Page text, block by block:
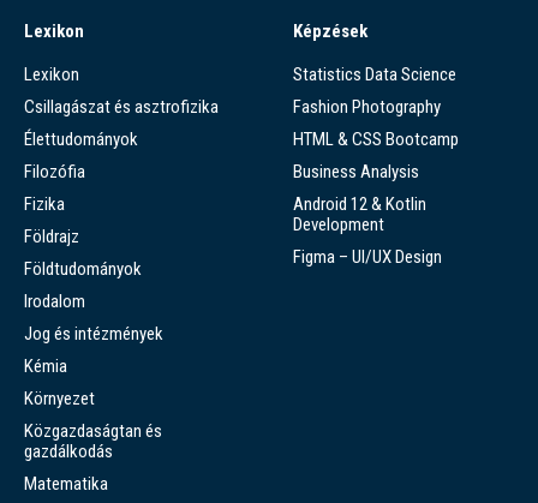
Lexikon
Lexikon
Csillagászat és asztrofizika
Élettudományok
Filozófia
Fizika
Földrajz
Földtudományok
Irodalom
Jog és intézmények
Kémia
Környezet
Közgazdaságtan és
gazdálkodás
Matematika
Képzések
Statistics Data Science
Fashion Photography
HTML & CSS Bootcamp
Business Analysis
Android 12 & Kotlin
Development
Figma – UI/UX Design